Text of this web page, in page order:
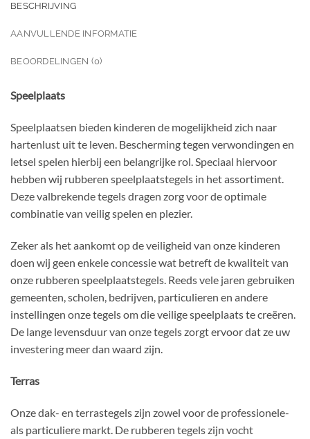
BESCHRIJVING
AANVULLENDE INFORMATIE
BEOORDELINGEN (0)
Speelplaats
Speelplaatsen bieden kinderen de mogelijkheid zich naar
hartenlust uit te leven. Bescherming tegen verwondingen en
letsel spelen hierbij een belangrijke rol. Speciaal hiervoor
hebben wij rubberen speelplaatstegels in het assortiment.
Deze valbrekende tegels dragen zorg voor de optimale
combinatie van veilig spelen en plezier.
Zeker als het aankomt op de veiligheid van onze kinderen
doen wij geen enkele concessie wat betreft de kwaliteit van
onze rubberen speelplaatstegels. Reeds vele jaren gebruiken
gemeenten, scholen, bedrijven, particulieren en andere
instellingen onze tegels om die veilige speelplaats te creëren.
De lange levensduur van onze tegels zorgt ervoor dat ze uw
investering meer dan waard zijn.
Terras
Onze dak- en terrastegels zijn zowel voor de professionele-
als particuliere markt. De rubberen tegels zijn vocht